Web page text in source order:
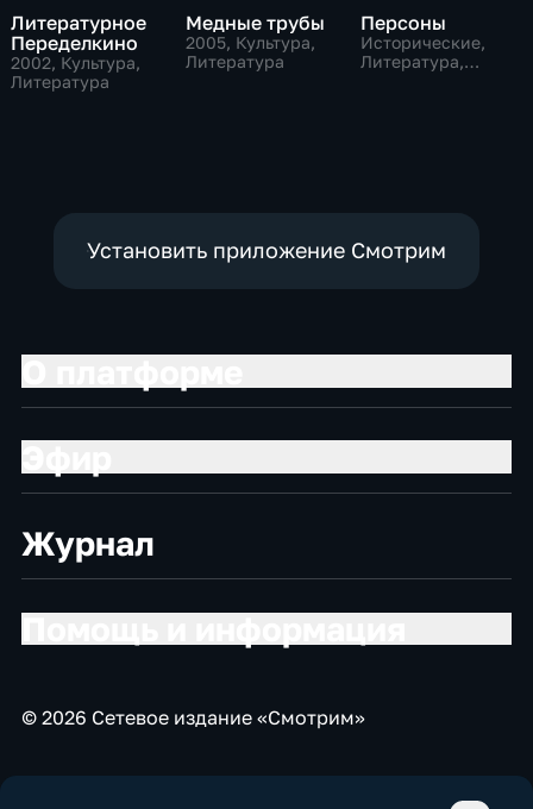
Литературное
Переделкино
2002, Культура,
Литература
Медные трубы
2005, Культура,
Литература
Персоны
Исторические,
Литература,
Установить приложение Смотрим
Журнал
© 2026 Сетевое издание «Смотрим»